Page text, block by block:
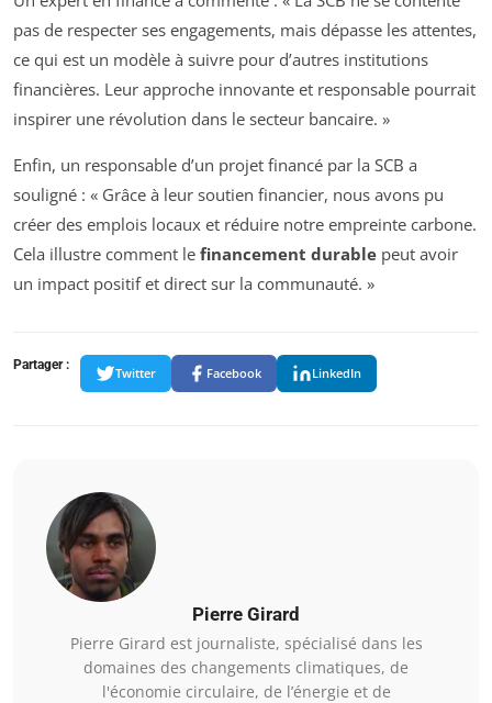
pas de respecter ses engagements, mais dépasse les attentes,
ce qui est un modèle à suivre pour d’autres institutions
financières. Leur approche innovante et responsable pourrait
inspirer une révolution dans le secteur bancaire. »
Enfin, un responsable d’un projet financé par la SCB a
souligné : « Grâce à leur soutien financier, nous avons pu
créer des emplois locaux et réduire notre empreinte carbone.
Cela illustre comment le financement durable peut avoir
un impact positif et direct sur la communauté. »
Partager :
Twitter Facebook LinkedIn
Pierre Girard
Pierre Girard est journaliste, spécialisé dans les
domaines des changements climatiques, de
l'économie circulaire, de l’énergie et de